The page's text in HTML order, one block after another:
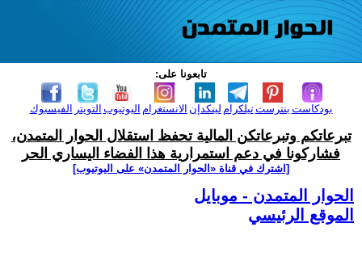
تابعونا على:
الفيسبوك التويتر اليوتيوب الانستغرام لينكدإن تيلكرامبنترست بودكاست
تبرعاتكم وتبرعاتكن المالية تحفظ استقلال الحوار المتمدن،
فشاركونا في دعم استمرارية هذا الفضاء اليساري الحر
[اشترك في قناة ‫«الحوار المتمدن» على اليوتيوب]
الحوار المتمدن - موبايل
الموقع الرئيسي